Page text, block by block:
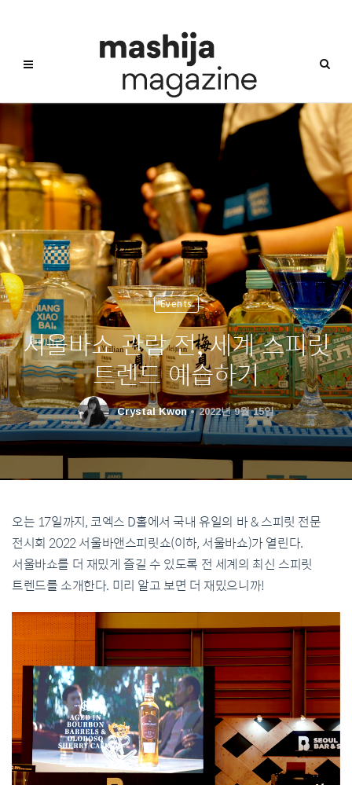
Events
서울바쇼 관람 전, 세계 스피릿
트렌드 예습하기
Crystal Kwon 2022년 9월 15일
오는 17일까지, 코엑스 D홀에서 국내 유일의 바 & 스피릿 전문
전시회 2022 서울바앤스피릿쇼(이하, 서울바쇼)가 열린다.
서울바쇼를 더 재밌게 즐길 수 있도록 전 세계의 최신 스피릿
트렌드를 소개한다. 미리 알고 보면 더 재밌으니까!